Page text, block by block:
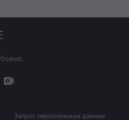
Запрос персональных данных